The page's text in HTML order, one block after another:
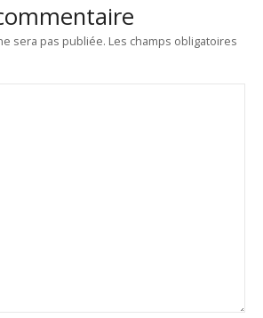
sera pas publiée. Les champs obligatoires